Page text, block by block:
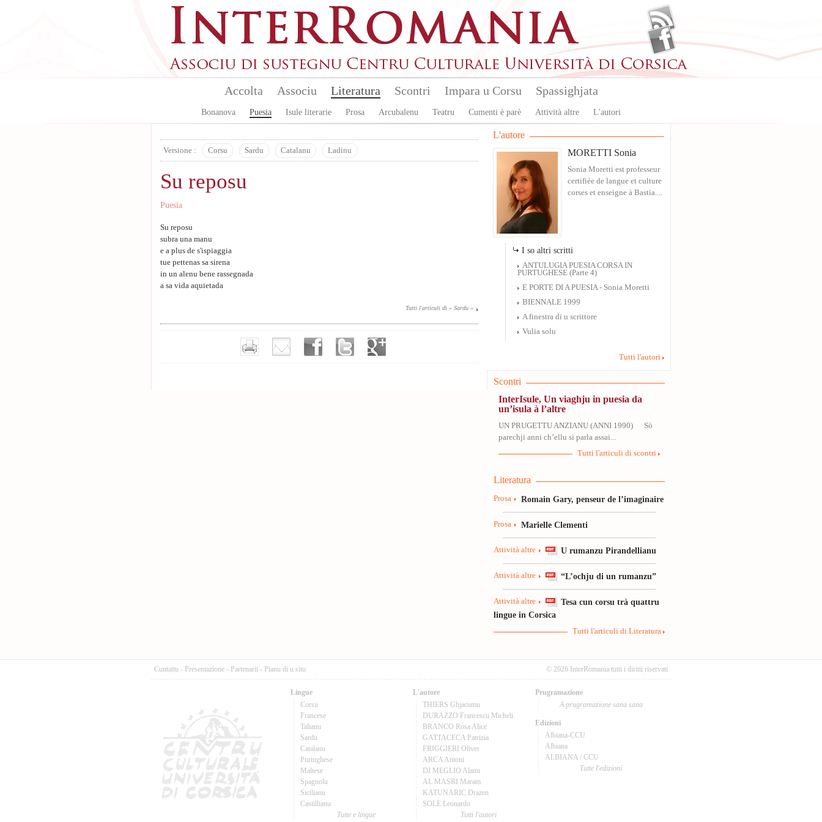
Accolta Associu Literatura
Bonanova Puesia Isule literarie Prosa Arcubalenu Teatru Cumenti è parè Attività altre L'autori
Scontri Impara u Corsu Spassighjata
Versione : Corsu Sardu Catalanu Ladinu
Su reposu
Puesia
Su reposu
subra una manu
e a plus de s'ispiaggia
tue pettenas sa sirena
in un alenu bene rassegnada
a sa vida aquietada
Tutti l'articuli di « Sardu »
L'autore
MORETTI Sonia
Sonia Moretti est professeur
certifiée de langue et culture
corses et enseigne à Bastia....
I so altri scritti
ANTULUGIA PUESIA CORSA IN
PURTUGHESE (Parte 4)
E PORTE DI A PUESIA - Sonia Moretti
BIENNALE 1999
A finestra di u scrittore
Vulia solu
Tutti l'autori
Scontri
InterIsule, Un viaghju in puesia da
un’isula à l’altre
UN PRUGETTU ANZIANU (ANNI 1990) Sò
parechji anni ch’ellu si parla assai...
Tutti l'articuli di scontri
Literatura
Prosa Romain Gary, penseur de l’imaginaire
Prosa Marielle Clementi
Attività altre U rumanzu Pirandellianu
Attività altre “L’ochju di un rumanzu”
Attività altre
Tesa cun corsu trà quattru
lingue in Corsica
Tutti l'articuli di Literatura
Cuntattu - Presentazione - Partenarii - Pianu di u situ © 2026 InterRomania tutti i diritti riservati
Lingue
Corsu
Francese
Talianu
Sardu
Catalanu
Purtughese
Maltese
Spagnolu
Sicilianu
Castillianu
Tutte e lingue
L'autore
THIERS Ghjacumu
DURAZZO Francescu Micheli
BRANCO Rosa Alice
GATTACECA Patrizia
FRIGGIERI Oliver
ARCA Antoni
DI MEGLIO Alanu
AL MASRI Maram
KATUNARIC Drazen
SOLE Leonardo
Tutti l'autori
Prugramazione
A prugramazione sana sana
Edizioni
Albiana-CCU
Albiana
ALBIANA / CCU
Tutte l'edizioni